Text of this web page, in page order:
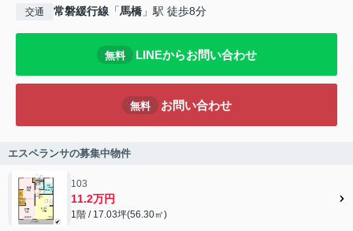
交通 常磐緩行線 「馬橋 」駅 徒歩8分
無料 LINEからお問い合わせ
無料 お問い合わせ
エスペランサの募集中物件
103
11.2万円
1階 / 17.03坪(56.30㎡)